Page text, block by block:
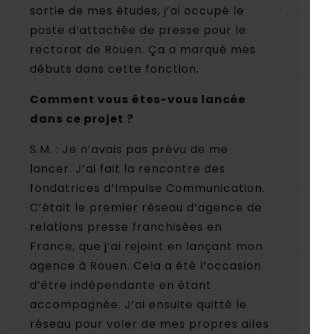
sortie de mes études, j’ai occupé le
poste d’attachée de presse pour le
rectorat de Rouen. Ça a marqué mes
débuts dans cette fonction.
Comment vous êtes-vous lancée
dans ce projet ?
S.M. : Je n’avais pas prévu de me
lancer. J’ai fait la rencontre des
fondatrices d’Impulse Communication.
C’était le premier réseau d’agence de
relations presse franchisées en
France, que j’ai rejoint en lançant mon
agence à Rouen. Cela a été l’occasion
d’être indépendante en étant
accompagnée. J’ai ensuite quitté le
réseau pour voler de mes propres ailes